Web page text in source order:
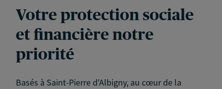
Votre protection sociale
et financière notre
priorité
Basés à Saint-Pierre d'Albigny, au cœur de la